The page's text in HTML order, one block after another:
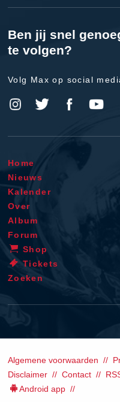
Ben jij snel
te volgen?
Volg Max op social
Home
Nieuws
Kalender
Over
Album
Forum
Shop
Tickets
Zoeken
Algemene voorwaarden
Disclaimer
Contact
Android app